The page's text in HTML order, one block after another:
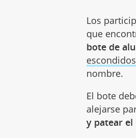
Los
que
bote de
escondidos
nombre.
El bote
alejarse
y patear el